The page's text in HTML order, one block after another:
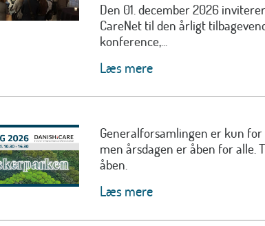
Den 01. december 2026
CareNet til den årligt
konference,...
Læs mere
Generalforsamlingen er kun
men årsdagen er åben for alle.
åben.
Læs mere